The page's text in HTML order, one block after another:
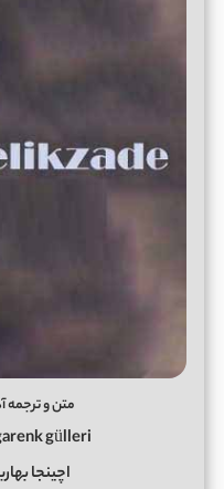
متن و
gülleri
اچینجا